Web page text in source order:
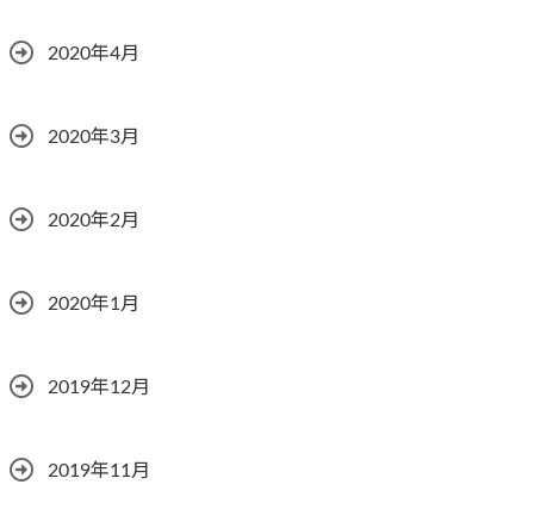
2020年4月
2020年3月
2020年2月
2020年1月
2019年12月
2019年11月